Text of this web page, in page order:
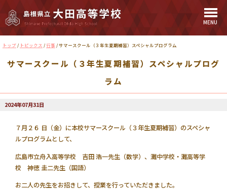
MENU
現
トップ / トピックス / 行事 /サマースクール（３年生夏期補習）スペシャルプログラム
サマースクール（３年生夏期補習）スペシャルプログ
ラム
2024年07月31日
７月２６ 日（金）に本校サマースクール（３年生夏期補習）のスペシャ
ルプログラムとして、
広島市立舟入高等学校 吉田 浩一先生（数学）、灘中学校・灘高等学
校 神徳 圭二先生（国語）
お二人の先生をお招きして、授業を行っていただきました。